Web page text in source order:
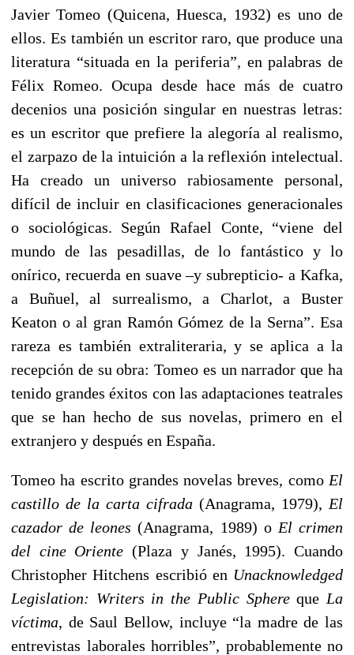
Javier Tomeo (Quicena, Huesca, 1932) es uno de
ellos. Es también un escritor raro, que produce una
literatura “situada en la periferia”, en palabras de
Félix Romeo. Ocupa desde hace más de cuatro
decenios una posición singular en nuestras letras:
es un escritor que prefiere la alegoría al realismo,
el zarpazo de la intuición a la reflexión intelectual.
Ha creado un universo rabiosamente personal,
difícil de incluir en clasificaciones generacionales
o sociológicas. Según Rafael Conte, “viene del
mundo de las pesadillas, de lo fantástico y lo
onírico, recuerda en suave –y subrepticio- a Kafka,
a Buñuel, al surrealismo, a Charlot, a Buster
Keaton o al gran Ramón Gómez de la Serna”. Esa
rareza es también extraliteraria, y se aplica a la
recepción de su obra: Tomeo es un narrador que ha
tenido grandes éxitos con las adaptaciones teatrales
que se han hecho de sus novelas, primero en el
extranjero y después en España.
Tomeo ha escrito grandes novelas breves, como El
castillo de la carta cifrada (Anagrama, 1979), El
cazador de leones(Anagrama, 1989) o El crimen
del cine Oriente(Plaza y Janés, 1995). Cuando
Christopher Hitchens escribió en Unacknowledged
Legislation: Writers in the Public Sphereque La
víctima, de Saul Bellow, incluye “la madre de las
entrevistas laborales horribles”, probablemente no